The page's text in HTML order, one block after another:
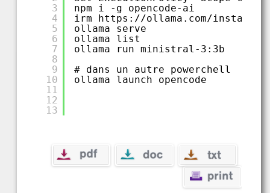
3
4
5
6
7
8
9
10
11
12
13
npm i -g opencode-ai
irm
https://ollama.com/
ollama serve
ollama list
ollama run ministral-3:3b
# dans un autre powerchell
ollama launch opencode